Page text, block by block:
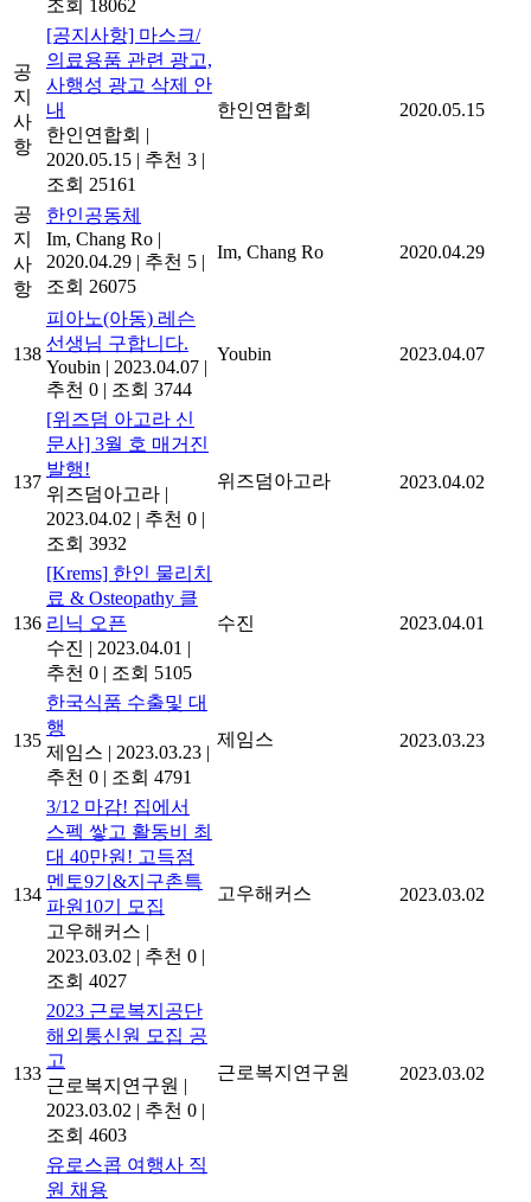
조회 18062
공
지
사
항
[공지사항] 마스크/
의료용품 관련 광고,
사행성 광고 삭제 안
내
한인연합회 |
2020.05.15 | 추천 3 |
조회 25161
한인연합회 2020.05.15
공
지
사
항
한인공동체
Im, Chang Ro |
2020.04.29 | 추천 5 |
조회 26075
Im, Chang Ro 2020.04.29
138
피아노(아동) 레슨
선생님 구합니다.
Youbin | 2023.04.07 |
추천 0 | 조회 3744
Youbin 2023.04.07
137
[위즈덤 아고라 신
문사] 3월 호 매거진
발행!
위즈덤아고라 |
2023.04.02 | 추천 0 |
조회 3932
위즈덤아고라 2023.04.02
136
[Krems] 한인 물리치
료 & Osteopathy 클
리닉 오픈
수진 | 2023.04.01 |
추천 0 | 조회 5105
수진 2023.04.01
135
한국식품 수출및 대
행
제임스 | 2023.03.23 |
추천 0 | 조회 4791
제임스 2023.03.23
134
3/12 마감! 집에서
스펙 쌓고 활동비 최
대 40만원! 고득점
멘토9기&지구촌특
파원10기 모집
고우해커스 |
2023.03.02 | 추천 0 |
조회 4027
고우해커스 2023.03.02
133
2023 근로복지공단
해외통신원 모집 공
고
근로복지연구원 |
2023.03.02 | 추천 0 |
조회 4603
근로복지연구원 2023.03.02
유로스콥 여행사 직
원 채용